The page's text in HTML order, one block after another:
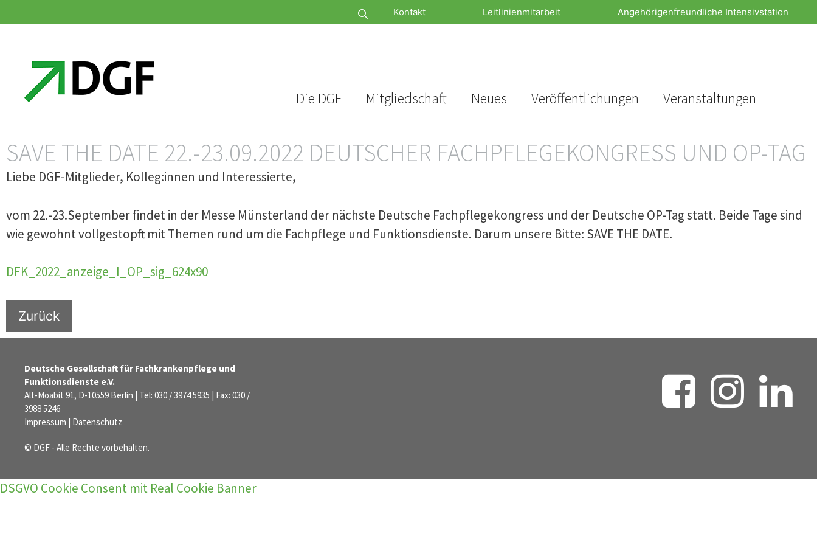
Inhalt
Inhalt
Kontakt Leitlinienmitarbeit Angehörigenfreundliche Intensivstation
Die DGF Mitgliedschaft Neues Veröffentlichungen Veranstaltungen
SAVE THE DATE 22.-23.09.2022 DEUTSCHER FACHPFLEGEKONGRESS UND OP-TAG
Liebe DGF-Mitglieder, Kolleg:innen und Interessierte,
vom 22.-23.September findet in der Messe Münsterland der nächste Deutsche Fachpflegekongress und der Deutsche OP-Tag statt. Beide Tage sind
wie gewohnt vollgestopft mit Themen rund um die Fachpflege und Funktionsdienste. Darum unsere Bitte: SAVE THE DATE.
DFK_2022_anzeige_I_OP_sig_624x90
Zurück
Deutsche Gesellschaft für Fachkrankenpflege und
Funktionsdienste e.V.
Alt-Moabit 91, D-10559 Berlin | Tel: 030 / 3974 5935 | Fax: 030 /
3988 5246
Impressum | Datenschutz
© DGF - Alle Rechte vorbehalten.
DSGVO Cookie Consent mit Real Cookie Banner